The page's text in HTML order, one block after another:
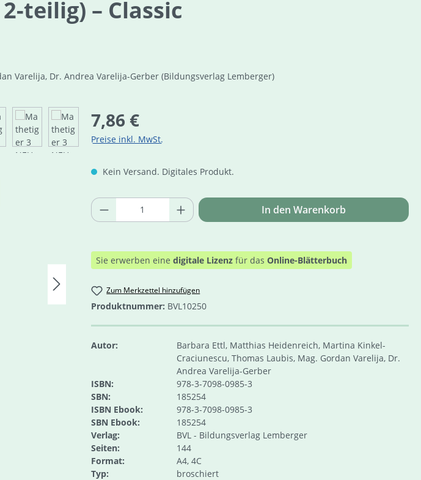
teilig) – Classic
Varelija, Dr. Andrea Varelija-Gerber (Bildungsverlag Lemberger)
Regulärer Preis:
7,86 €
Preise inkl. MwSt.
Kein Versand. Digitales Produkt.
Produkt Anzahl: Gib den gewünschten Wert
In den Warenkorb
Sie erwerben eine digitale Lizenz für das Online-Blätterbuch
Zum Merkzettel hinzufügen
Produktnummer: BVL10250
Autor:
Barbara Ettl, Matthias Heidenreich, Martina Kinkel-
Craciunescu, Thomas Laubis, Mag. Gordan Varelija, Dr.
Andrea Varelija-Gerber
ISBN:
978-3-7098-0985-3
SBN:
185254
ISBN Ebook:
978-3-7098-0985-3
SBN Ebook:
185254
Verlag:
BVL - Bildungsverlag Lemberger
Seiten:
144
Format:
A4, 4C
Typ:
broschiert